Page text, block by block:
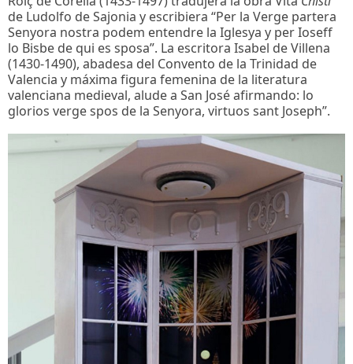
de Ludolfo de Sajonia y escribiera “Per la Verge partera
Senyora nostra podem entendre la Iglesya y per Ioseff
lo Bisbe de qui es sposa”. La escritora Isabel de Villena
(1430-1490), abadesa del Convento de la Trinidad de
Valencia y máxima figura femenina de la literatura
valenciana medieval, alude a San José afirmando: lo
glorios verge spos de la Senyora, virtuos sant Joseph”.